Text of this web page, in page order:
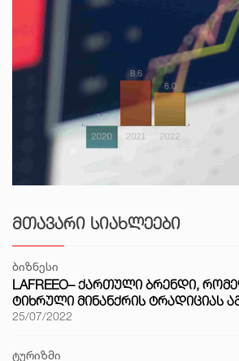
ᲛᲗᲐᲕᲐᲠᲘ ᲡᲘᲐᲮᲚᲔᲔᲑᲘ
ბიზნესი
LAFREEO– ᲥᲐᲠᲗᲣᲚᲘ ᲑᲠᲔᲜᲓᲘ,
ᲢᲘᲮᲠᲣᲚᲘ ᲛᲘᲜᲐᲜᲥᲠᲘᲡ ᲢᲠᲐᲓᲘᲪᲘᲐᲡ
25/07/2022
ტურიზმი